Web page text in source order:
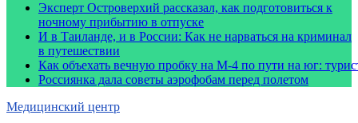
Эксперт Островерхий рассказал, как подготовиться к
ночному прибытию в отпуске
И в Таиланде, и в России: Как не нарваться на криминал
в путешествии
Как объехать вечную пробку на М-4 по пути на юг:
Россиянка дала советы аэрофобам перед полетом
Медицинский центр